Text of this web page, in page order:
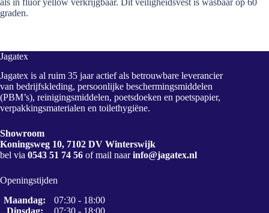
graden.
Jagatex
Jagatex is al ruim 35 jaar actief als betrouwbare leverancier
van bedrijfskleding, persoonlijke beschermingsmiddelen
(PBM’s), reinigingsmiddelen, poetsdoeken en poetspapier,
verpakkingsmaterialen en toilethygiëne.
Showroom
Koningsweg 10, 7102 DV Winterswijk
bel via 0543 51 74 56 of mail naarinfo@jagatex.nl
Openingstijden
Maandag:
07:30 - 18:00